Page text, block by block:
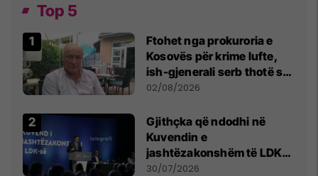
Top 5
Ftohet nga prokuroria e
Kosovës për krime lufte,
ish-gjenerali serb thotë se
dikush e tradhtoi në
02/08/2026
Gjithçka që ndodhi në
Kuvendin e
jashtëzakonshëm të LDK-
së
30/07/2026